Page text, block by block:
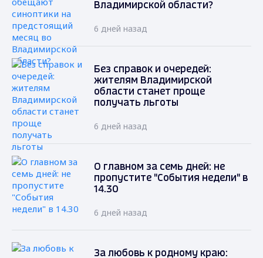
Владимирской области?
6 дней назад
Без справок и очередей:
жителям Владимирской
области станет проще
получать льготы
6 дней назад
О главном за семь дней: не
пропустите "События недели" в
14.30
6 дней назад
За любовь к родному краю: